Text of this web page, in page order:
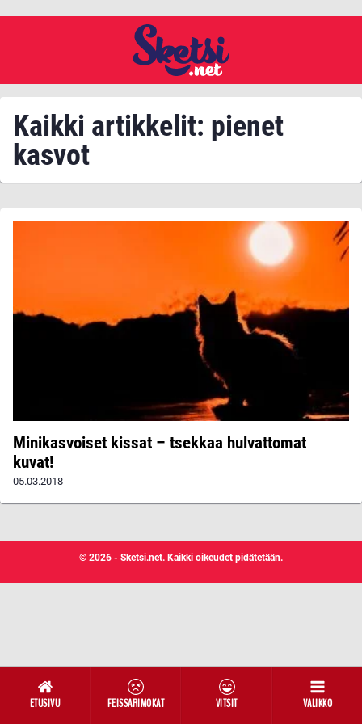
ETUSIVU FEISSARIMOKAT VITSIT VALIKKO
Kaikki artikkelit: pienet
kasvot
Minikasvoiset kissat – tsekkaa hulvattomat
kuvat!
05.03.2018
© 2026 - Sketsi.net. Kaikki oikeudet pidätetään.